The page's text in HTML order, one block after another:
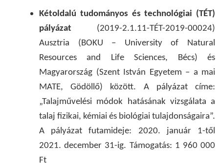
Kétoldalú tudományos és technológiai (TÉT)
pályázat (2019-2.1.11-TÉT-2019-00024)
Ausztria (BOKU – University of Natural
Resources and Life Sciences, Bécs) és
Magyarország (Szent István Egyetem – a mai
MATE, Gödöllő) között. A pályázat címe:
„Talajművelési módok hatásának vizsgálata a
talaj fizikai, kémiai és biológiai tulajdonságaira”.
A pályázat futamideje: 2020. január 1-től
2021. december 31-ig. Támogatás: 1 960 000
Ft